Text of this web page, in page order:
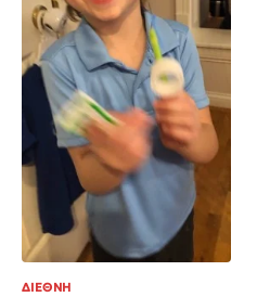
ΔΙΕΘΝΗ